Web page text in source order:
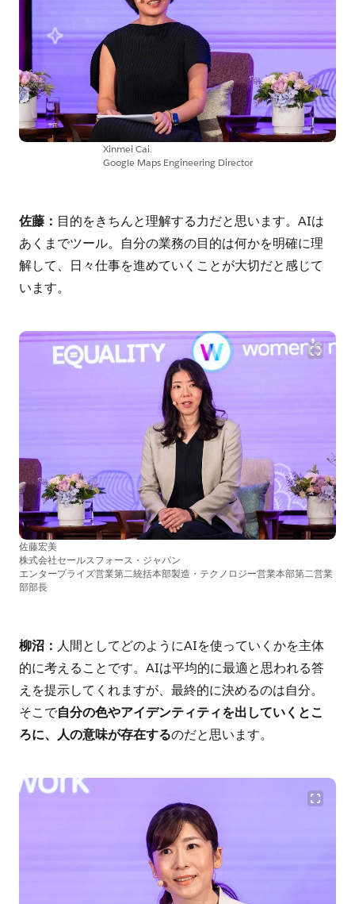
Xinmei Cai.
Google Maps Engineering Director
佐藤： 目的をきちんと理解する力だと思います。AIは
あくまでツール。自分の業務の目的は何かを明確に理
解して、日々仕事を進めていくことが大切だと感じて
います。
佐藤宏美
株式会社セールスフォース・ジャパン
エンタープライズ営業第二統括本部製造・テクノロジー営業本部第二営業
部部長
柳沼： 人間としてどのようにAIを使っていくかを主体
的に考えることです。AIは平均的に最適と思われる答
えを提示してくれますが、最終的に決めるのは自分。
そこで自分の色やアイデンティティを出していくとこ
ろに、人の意味が存在するのだと思います。